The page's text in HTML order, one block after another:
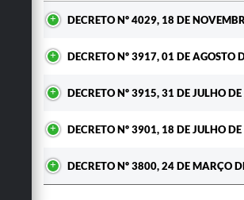
DECRETO Nº 4029, 18 DE
DECRETO Nº 3917, 01 DE AGOSTO
DECRETO Nº 3915, 31 DE JULHO
DECRETO Nº 3901, 18 DE JULHO
DECRETO Nº 3800, 24 DE MARÇO